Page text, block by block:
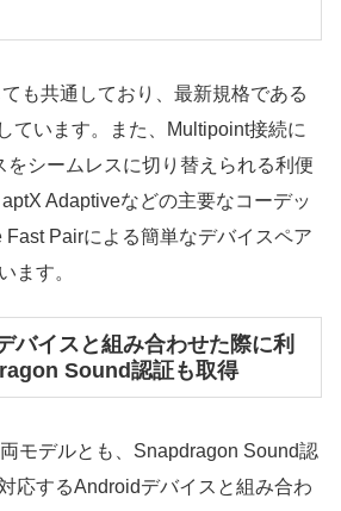
も共通しており、最新規格である
ています。また、Multipoint接続に
をシームレスに切り替えられる利便
Adaptiveなどの主要なコーデッ
Fast Pairによる簡単なデバイスペア
ます。
バイスと組み合わせた際に利
Sound認証も取得
モデルとも、Snapdragon Sound認
応するAndroidデバイスと組み合わ